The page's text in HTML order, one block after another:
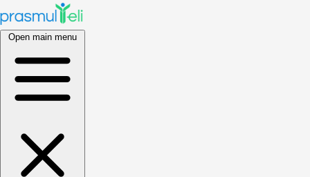
Open main menu